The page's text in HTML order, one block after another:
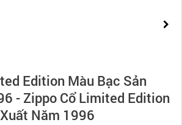
Edition Màu Bạc Sản
- Zippo Cổ Limited Edition
Năm 1996